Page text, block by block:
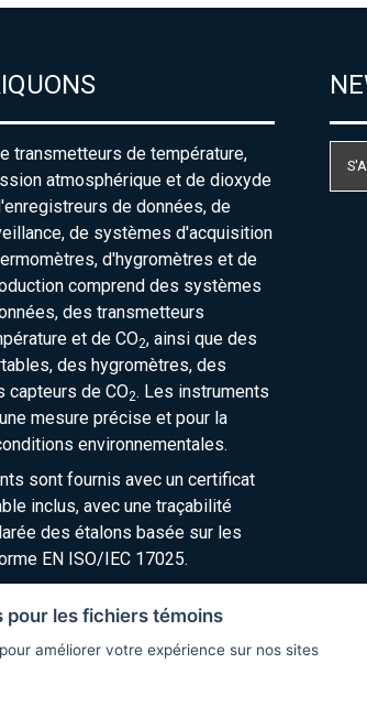
transmetteurs de température,
atmosphérique et de dioxyde
de données, de
de systèmes d'acquisition
d'hygromètres et de
comprend des systèmes
des transmetteurs
et de CO2, ainsi que des
des hygromètres, des
capteurs de CO2. Les instruments
mesure précise et pour la
environnementales.
sont fournis avec un certificat
inclus, avec une traçabilité
des étalons basée sur les
EN ISO/IEC 17025.
les fichiers témoins
améliorer votre expérience sur nos sites